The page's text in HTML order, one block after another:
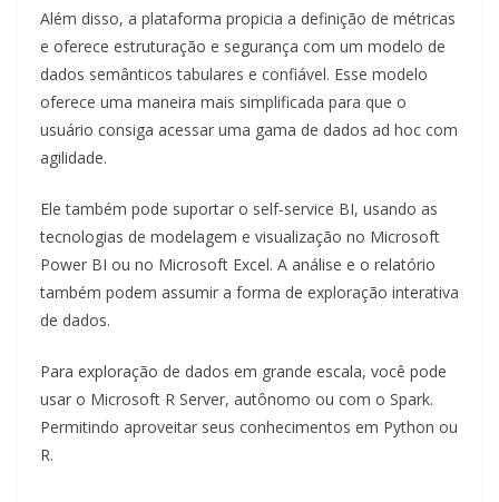
Além disso, a plataforma propicia a definição de métricas
e oferece estruturação e segurança com um modelo de
dados semânticos tabulares e confiável. Esse modelo
oferece uma maneira mais simplificada para que o
usuário consiga acessar uma gama de dados ad hoc com
agilidade.
Ele também pode suportar o self-service BI, usando as
tecnologias de modelagem e visualização no Microsoft
Power BI ou no Microsoft Excel. A análise e o relatório
também podem assumir a forma de exploração interativa
de dados.
Para exploração de dados em grande escala, você pode
usar o Microsoft R Server, autônomo ou com o Spark.
Permitindo aproveitar seus conhecimentos em Python ou
R.